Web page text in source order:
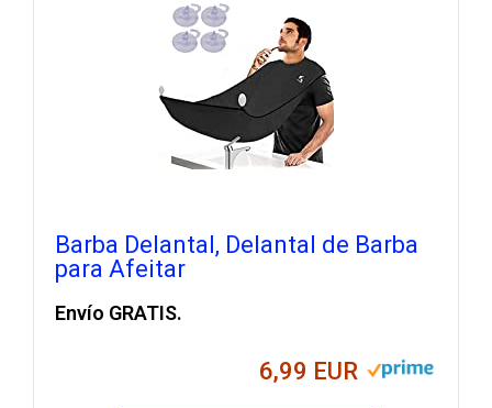
Barba Delantal, Delantal de Barba
para Afeitar
Envío GRATIS.
6,99 EUR